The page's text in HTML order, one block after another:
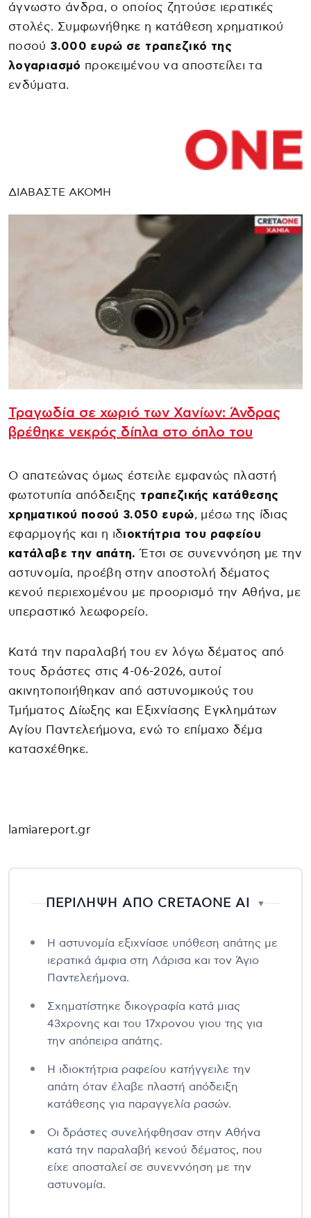
άγνωστο άνδρα, ο οποίος ζητούσε ιερατικές
στολές. Συμφωνήθηκε η κατάθεση χρηματικού
ποσού 3.000 ευρώ σε τραπεζικό της
λογαριασμό προκειμένου να αποστείλει τα
ενδύματα.
ΔΙΑΒΑΣΤΕ ΑΚΟΜΗ
Τραγωδία σε χωριό των Χανίων: Άνδρας
βρέθηκε νεκρός δίπλα στο όπλο του
Ο απατεώνας όμως έστειλε εμφανώς πλαστή
φωτοτυπία απόδειξης τραπεζικής κατάθεσης
χρηματικού ποσού 3.050 ευρώ, μέσω της ίδιας
εφαρμογής και η ιδιοκτήτρια του ραφείου
κατάλαβε την απάτη. Έτσι σε συνεννόηση με την
αστυνομία, προέβη στην αποστολή δέματος
κενού περιεχομένου με προορισμό την Αθήνα, με
υπεραστικό λεωφορείο.
Κατά την παραλαβή του εν λόγω δέματος από
τους δράστες στις 4-06-2026, αυτοί
ακινητοποιήθηκαν από αστυνομικούς του
Τμήματος Δίωξης και Εξιχνίασης Εγκλημάτων
Αγίου Παντελεήμονα, ενώ το επίμαχο δέμα
κατασχέθηκε.
lamiareport.gr
ΠΕΡΙΛΗΨΗ ΑΠΟ CRETAONE AI ▼
Η αστυνομία εξιχνίασε υπόθεση απάτης με
ιερατικά άμφια στη Λάρισα και τον Άγιο
Παντελεήμονα.
Σχηματίστηκε δικογραφία κατά μιας
43χρονης και του 17χρονου γιου της για
την απόπειρα απάτης.
Η ιδιοκτήτρια ραφείου κατήγγειλε την
απάτη όταν έλαβε πλαστή απόδειξη
κατάθεσης για παραγγελία ρασών.
Οι δράστες συνελήφθησαν στην Αθήνα
κατά την παραλαβή κενού δέματος, που
είχε αποσταλεί σε συνεννόηση με την
αστυνομία.